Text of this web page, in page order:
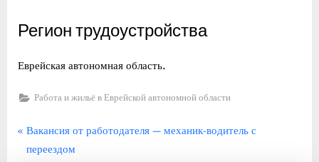
Регион трудоустройства
Еврейская автономная область.
Работа и жильё в Еврейской автономной области
Навигация
по
П
р
Вакансия от работодателя — механик-водитель с
переездом